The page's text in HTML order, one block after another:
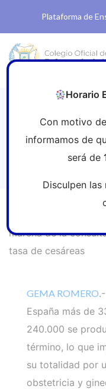
Plataforma de
marcha de la
de cesáreas
marcha de la
tasa de cesáreas
GEMA ROMERO
España más de
240.000 se
término, lo que
su totalidad por
obstetricia y
Horario
Con motivo
informamos de
será de
Disculpen